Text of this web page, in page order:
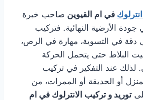
في ام القيوين صاحب خبرة
جودة الأرضية النهائية. فتركيب
دقة في التسوية، مهارة في الرص،
البلاط حتى يتحمل الحركة
لذلك عند التفكير في تركيب
أو الحديقة أو الممرات، من
توريد و تركيب الانترلوك في ام